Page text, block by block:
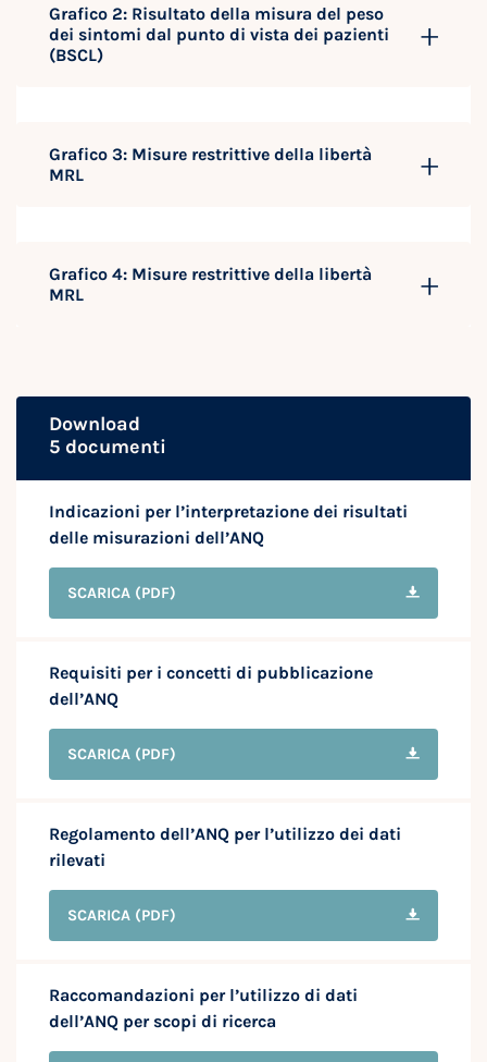
Grafico 2: Risultato della misura del peso
dei sintomi dal punto di vista dei pazienti
(BSCL)
Grafico 3: Misure restrittive della libertà
MRL
Grafico 4: Misure restrittive della libertà
MRL
Download
5 documenti
Indicazioni per l’interpretazione dei risultati
delle misurazioni dell’ANQ
SCARICA (PDF)
Requisiti per i concetti di pubblicazione
dell’ANQ
SCARICA (PDF)
Regolamento dell’ANQ per l’utilizzo dei dati
rilevati
SCARICA (PDF)
Raccomandazioni per l’utilizzo di dati
dell’ANQ per scopi di ricerca